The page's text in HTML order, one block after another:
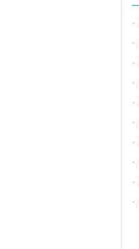
·
·
·
·
·
·
·
·
·
·